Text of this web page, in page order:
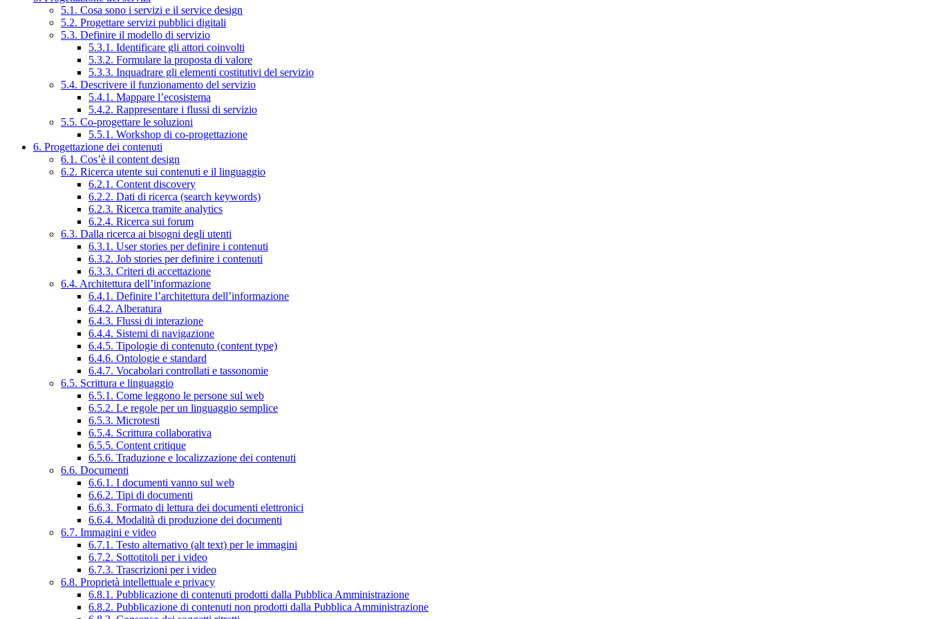
5.1. Cosa sono i servizi e il service design
5.2. Progettare servizi pubblici digitali
5.3. Definire il modello di servizio
5.3.1. Identificare gli attori coinvolti
5.3.2. Formulare la proposta di valore
5.3.3. Inquadrare gli elementi costitutivi del servizio
5.4. Descrivere il funzionamento del servizio
5.4.1. Mappare l’ecosistema
5.4.2. Rappresentare i flussi di servizio
5.5. Co-progettare le soluzioni
5.5.1. Workshop di co-progettazione
6. Progettazione dei contenuti
6.1. Cos’è il content design
6.2. Ricerca utente sui contenuti e il linguaggio
6.2.1. Content discovery
6.2.2. Dati di ricerca (search keywords)
6.2.3. Ricerca tramite analytics
6.2.4. Ricerca sui forum
6.3. Dalla ricerca ai bisogni degli utenti
6.3.1. User stories per definire i contenuti
6.3.2. Job stories per definire i contenuti
6.3.3. Criteri di accettazione
6.4. Architettura dell’informazione
6.4.1. Definire l’architettura dell’informazione
6.4.2. Alberatura
6.4.3. Flussi di interazione
6.4.4. Sistemi di navigazione
6.4.5. Tipologie di contenuto (content type)
6.4.6. Ontologie e standard
6.4.7. Vocabolari controllati e tassonomie
6.5. Scrittura e linguaggio
6.5.1. Come leggono le persone sul web
6.5.2. Le regole per un linguaggio semplice
6.5.3. Microtesti
6.5.4. Scrittura collaborativa
6.5.5. Content critique
6.5.6. Traduzione e localizzazione dei contenuti
6.6. Documenti
6.6.1. I documenti vanno sul web
6.6.2. Tipi di documenti
6.6.3. Formato di lettura dei documenti elettronici
6.6.4. Modalità di produzione dei documenti
6.7. Immagini e video
6.7.1. Testo alternativo (alt text) per le immagini
6.7.2. Sottotitoli per i video
6.7.3. Trascrizioni per i video
6.8. Proprietà intellettuale e privacy
6.8.1. Pubblicazione di contenuti prodotti dalla Pubblica Amministrazione
6.8.2. Pubblicazione di contenuti non prodotti dalla Pubblica Amministrazione